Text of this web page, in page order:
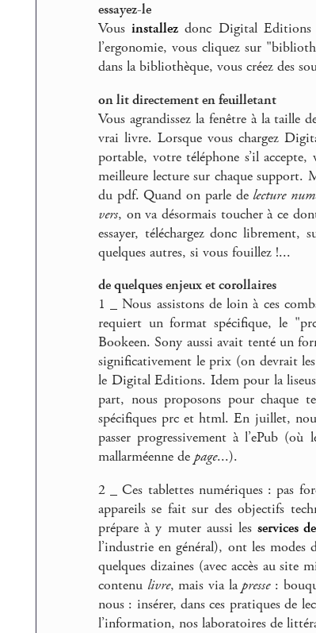
essayez-le
Vousinstallez donc Digital Editions
l’ergonomie, vous cliquez sur
dans la bibliothèque, vous créez des
on lit directement en feuilletant
Vous agrandissez la fenêtre à la taille
vrai livre. Lorsque vous chargez
portable, votre téléphone s’il
meilleure lecture sur chaque support.
du pdf. Quand on parle de lecture
vers, on va désormais toucher à ce
essayer, téléchargez donc librement,
quelques autres, si vous fouillez !...
de quelques enjeux et corollaires
1 _ Nous assistons de loin à ces
requiert un format spécifique, le
Bookeen. Sony aussi avait tenté un
significativement le prix (on devrait
le Digital Editions. Idem pour la
part, nous proposons pour chaque
spécifiques prc et html. En juillet,
passer progressivement à l’ePub
mallarméenne de page...).
2 _ Ces tablettes numériques : pas
appareils se fait sur des objectifs
prépare à y muter aussi lesservices
l’industrie en général), ont les
quelques dizaines (avec accès au
contenu livre, mais via lapresse:
nous : insérer, dans ces pratiques de
l’information, nos laboratoires de